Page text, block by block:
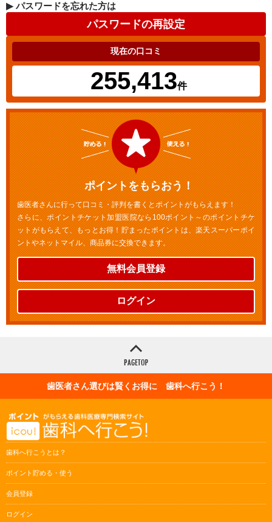
▶ パスワードを忘れた方は
現在の口コミ
255,413件
ポイントをもらおう！
歯医者さんに行って口コミ・評判を書くとポイントがもらえます！
さらに、ポイントチケット加盟医院なら100ポイント～のポイントチケ
ットがもらえて、もっとお得！貯まったポイントは、楽天スーパーポイ
ントやネットマイル、商品券に交換できます。
無料会員登録
ログイン
歯医者さん選びは賢くお得に 歯科へ行こう！
歯科へ行こうとは？
ポイント貯める・使う
会員登録
ログイン